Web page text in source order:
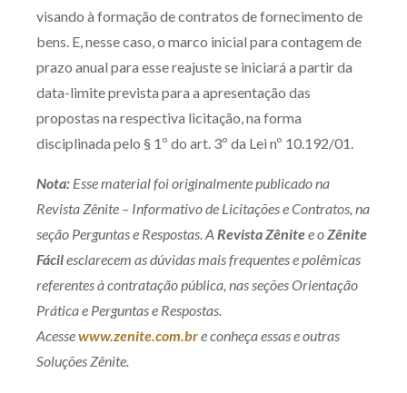
visando à formação de contratos de fornecimento de
bens. E, nesse caso, o marco inicial para contagem de
prazo anual para esse reajuste se iniciará a partir da
data-limite prevista para a apresentação das
propostas na respectiva licitação, na forma
disciplinada pelo § 1º do art. 3º da Lei nº 10.192/01.
Nota: Esse material foi originalmente publicado na
Revista Zênite – Informativo de Licitações e Contratos, na
seção Perguntas e Respostas. A Revista Zênitee oZênite
Fácilesclarecem as dúvidas mais frequentes e polêmicas
referentes à contratação pública, nas seções Orientação
Prática e Perguntas e Respostas.
Acessewww.zenite.com.bre conheça essas e outras
Soluções Zênite.